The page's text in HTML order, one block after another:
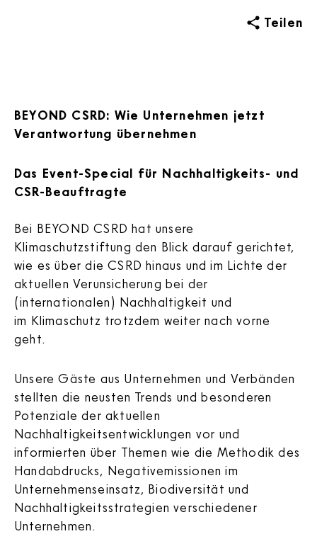
Teilen
BEYOND CSRD: Wie Unternehmen jetzt
Verantwortung übernehmen
Das Event-Special für Nachhaltigkeits- und
CSR-Beauftragte
Bei BEYOND CSRD hat unsere
Klimaschutzstiftung den Blick darauf gerichtet,
wie es über die CSRD hinaus und im Lichte der
aktuellen Verunsicherung bei der
(internationalen) Nachhaltigkeit und
im Klimaschutz trotzdem weiter nach vorne
geht.
Unsere Gäste aus Unternehmen und Verbänden
stellten die neusten Trends und besonderen
Potenziale der aktuellen
Nachhaltigkeitsentwicklungen vor und
informierten über Themen wie die Methodik des
Handabdrucks, Negativemissionen im
Unternehmenseinsatz, Biodiversität und
Nachhaltigkeitsstrategien verschiedener
Unternehmen.